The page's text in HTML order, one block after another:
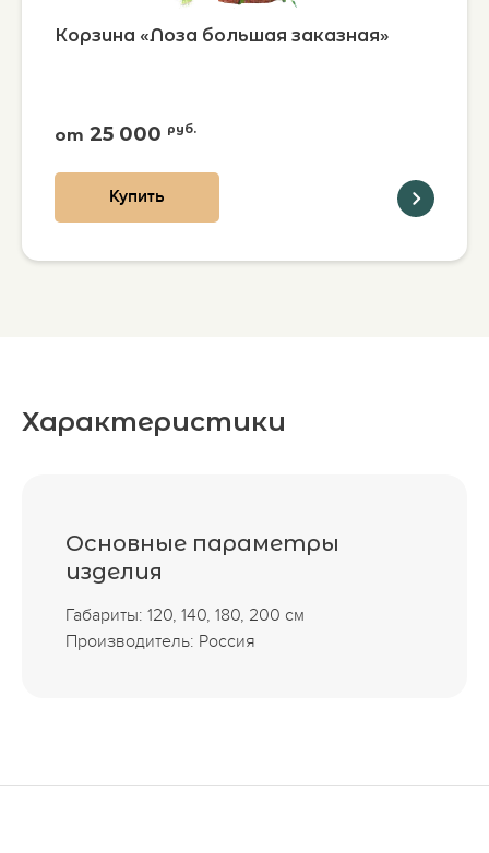
Корзина «Лоза большая заказная»
от 25 000 руб.
Купить
Характеристики
Основные параметры
изделия
Габариты: 120, 140, 180, 200 см
Производитель: Россия